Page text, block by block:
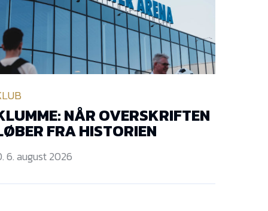
NÅR OVERSKRIFTEN
FRA HISTORIEN
6. august 2026